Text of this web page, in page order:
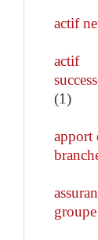
actif
actif
(1)
apport
groupe